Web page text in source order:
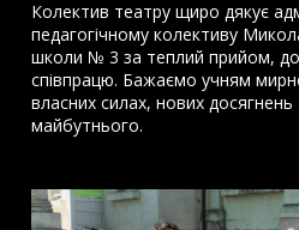
Колектив театру щиро дякує
педагогічному колективу
школи № 3 за теплий прийом,
співпрацю. Бажаємо учням
власних силах, нових
майбутнього.